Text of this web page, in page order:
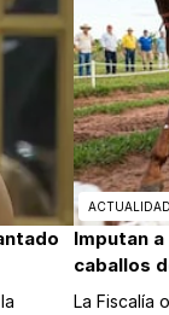
ACTUALIDAD
Imputan
caballos
La Fiscalía